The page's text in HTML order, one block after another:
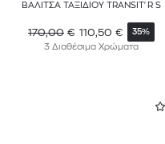
ΒΑΛΙΤΣΑ ΤΑΞΙΔΙΟΥ TRANSIT'R S
170,00 € 110,50 € 35%
3 Διαθέσιμα Χρώματα